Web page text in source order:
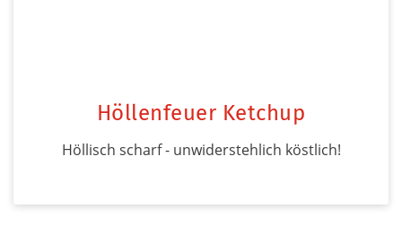
Höllenfeuer Ketchup
Höllisch scharf - unwiderstehlich köstlich!